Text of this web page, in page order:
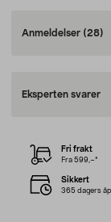
Anmeldelser (28)
Eksperten svarer
Fri frakt
Fra 599,–*
Sikkert
365 dagers